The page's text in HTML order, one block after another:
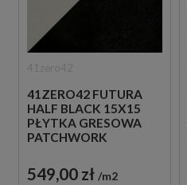
41ZERO42 FUTURA
HALF BLACK 15X15
PŁYTKA GRESOWA
PATCHWORK
549,00 zł m2